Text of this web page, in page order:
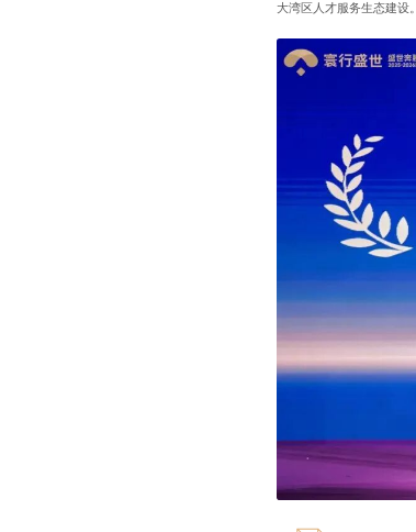
大湾区人才服务生态建设。